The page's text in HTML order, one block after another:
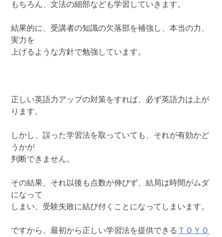
もちろん、文法の細部なども学習していきます。
結果的に、受講者の知識の欠落部を補強し、本当の力、
実力を
上げるような方針で勉強しています。
正しい英語力アップの対策をすれば、必ず英語力は上が
ります。
しかし、誤った学習法を取っていても、それが有効かど
うかが
判断できません。
その結果、それ以後も点数が伸びず、結局は時間がムダ
になって
しまい、受験失敗に結び付くことになってしまいます。
ですから、最初から正しい学習法を提供できる ＴＯＹＯ